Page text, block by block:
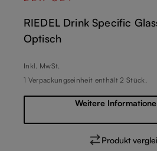
RIEDEL Drink Specific
Optisch
Regulärer Preis:
Inkl. MwSt.
1 Verpackungseinheit enthält 2 Stück.
Weitere
Produkt